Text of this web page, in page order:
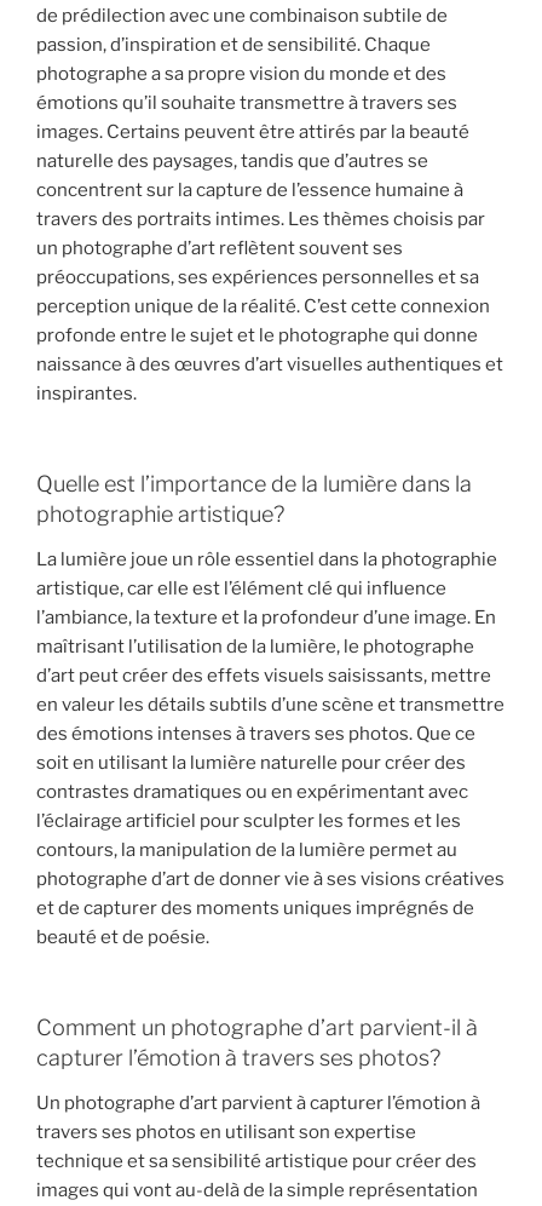
de prédilection avec une combinaison subtile de
passion, d’inspiration et de sensibilité. Chaque
photographe a sa propre vision du monde et des
émotions qu’il souhaite transmettre à travers ses
images. Certains peuvent être attirés par la beauté
naturelle des paysages, tandis que d’autres se
concentrent sur la capture de l’essence humaine à
travers des portraits intimes. Les thèmes choisis par
un photographe d’art reflètent souvent ses
préoccupations, ses expériences personnelles et sa
perception unique de la réalité. C’est cette connexion
profonde entre le sujet et le photographe qui donne
naissance à des œuvres d’art visuelles authentiques et
inspirantes.
Quelle est l’importance de la lumière dans la
photographie artistique?
La lumière joue un rôle essentiel dans la photographie
artistique, car elle est l’élément clé qui influence
l’ambiance, la texture et la profondeur d’une image. En
maîtrisant l’utilisation de la lumière, le photographe
d’art peut créer des effets visuels saisissants, mettre
en valeur les détails subtils d’une scène et transmettre
des émotions intenses à travers ses photos. Que ce
soit en utilisant la lumière naturelle pour créer des
contrastes dramatiques ou en expérimentant avec
l’éclairage artificiel pour sculpter les formes et les
contours, la manipulation de la lumière permet au
photographe d’art de donner vie à ses visions créatives
et de capturer des moments uniques imprégnés de
beauté et de poésie.
Comment un photographe d’art parvient-il à
capturer l’émotion à travers ses photos?
Un photographe d’art parvient à capturer l’émotion à
travers ses photos en utilisant son expertise
technique et sa sensibilité artistique pour créer des
images qui vont au-delà de la simple représentation